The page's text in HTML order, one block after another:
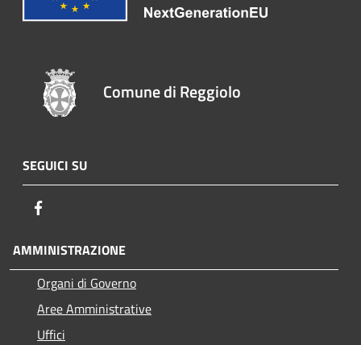
Comune di Reggiolo
SEGUICI SU
AMMINISTRAZIONE
Organi di Governo
Aree Amministrative
Uffici